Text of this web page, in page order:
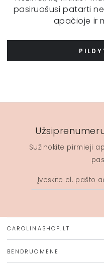
pasiruošusi patarti
apačioje ir
Sužinokite pirmieji
Įveskite
el.
CAROLINASHOP.LT
BENDRUOMENĖ